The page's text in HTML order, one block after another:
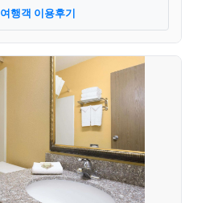
여행객 이용후기